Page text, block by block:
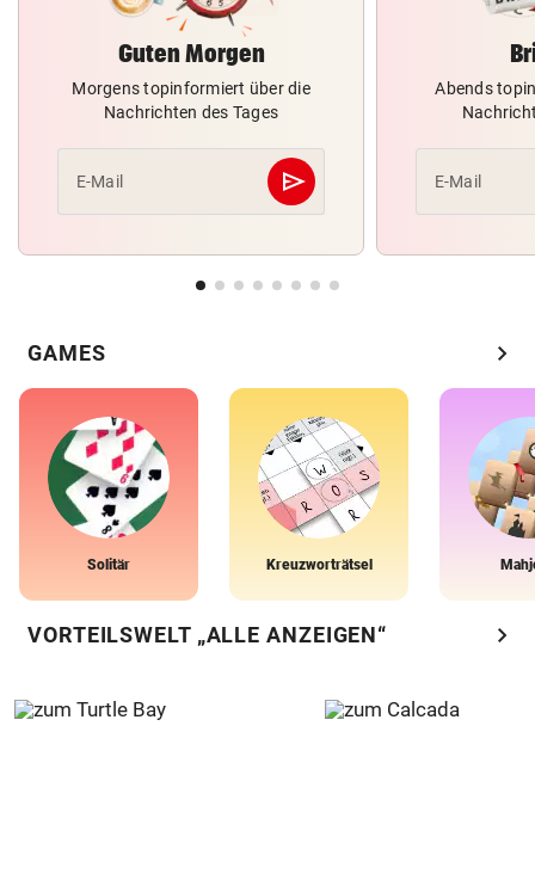
Guten Morgen
Morgens topinformiert über die
Nachrichten des Tages
E-Mail send
Abschicken
Abends
E-Mail
GAMES chevron_right
Solitär Kreuzworträtsel
VORTEILSWELT „ALLE ANZEIGEN“ chevron_right